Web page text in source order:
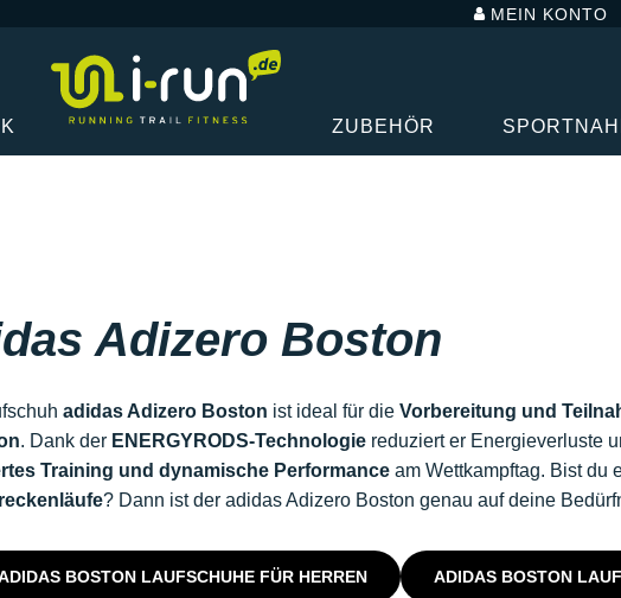
MEIN KONTO
ZUBEHÖR
Adizero Boston
adidas Adizero Boston ist ideal für die Vorbereitung und
. Dank der ENERGYRODS-Technologiereduziert er Energieverluste
Training und dynamische Performanceam Wettkampftag. Bist du
? Dann ist der adidas Adizero Boston genau auf deine
BOSTON LAUFSCHUHE FÜR HERREN ADIDAS BOSTON